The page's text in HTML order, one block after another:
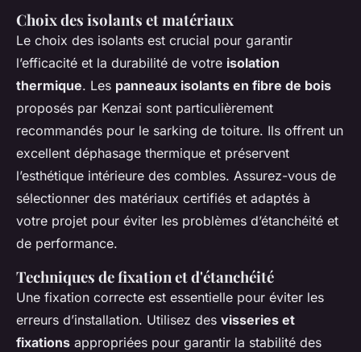
Choix des isolants et matériaux
Le choix des isolants est crucial pour garantir
l’efficacité et la durabilité de votre isolation
thermique. Les panneaux isolants en fibre de bois
proposés par Kenzai sont particulièrement
recommandés pour le sarking de toiture. Ils offrent un
excellent déphasage thermique et préservent
l’esthétique intérieure des combles. Assurez-vous de
sélectionner des matériaux certifiés et adaptés à
votre projet pour éviter les problèmes d’étanchéité et
de performance.
Techniques de fixation et d'étanchéité
Une fixation correcte est essentielle pour éviter les
erreurs d’installation. Utilisez des visseries et
fixations appropriées pour garantir la stabilité des